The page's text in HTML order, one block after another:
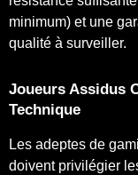
minimum) et une
qualité à surveiller.
Joueurs Assidus
Technique
Les adeptes de
doivent privilégier